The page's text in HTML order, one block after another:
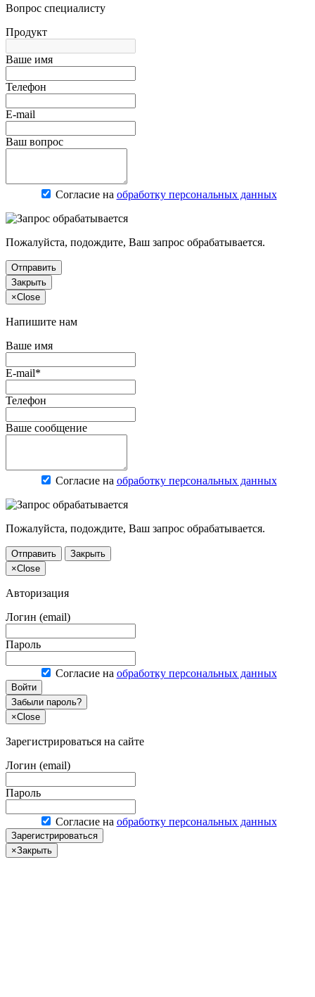
Вопрос специалисту
Продукт
Ваше имя
Телефон
E-mail
Ваш вопрос
Согласие на обработку персональных данных
Пожалуйста, подождите, Ваш запрос обрабатывается.
Отправить
Закрыть
×Close
Напишите нам
Ваше имя
E-mail*
Телефон
Ваше сообщение
Согласие на обработку персональных данных
Пожалуйста, подождите, Ваш запрос обрабатывается.
Отправить
Закрыть
×Close
Авторизация
Логин (email)
Пароль
Согласие на обработку персональных данных
Войти
Забыли пароль?
×Close
Зарегистрироваться на сайте
Логин (email)
Пароль
Согласие на обработку персональных данных
Зарегистрироваться
×Закрыть